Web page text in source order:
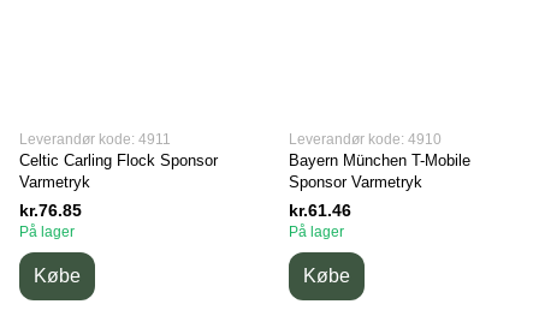
Leverandør kode: 4911
Celtic Carling Flock Sponsor
Varmetryk
kr.76.85
På lager
Købe
Leverandør kode: 4910
Bayern München T-Mobile
Sponsor Varmetryk
kr.61.46
På lager
Købe